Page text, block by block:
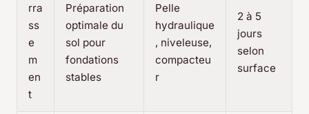
rra
ss
e
m
en
t
Préparation
optimale du
sol pour
fondations
stables
Pelle
hydraulique
, niveleuse,
compacteu
r
2 à 5
jours
selon
surface